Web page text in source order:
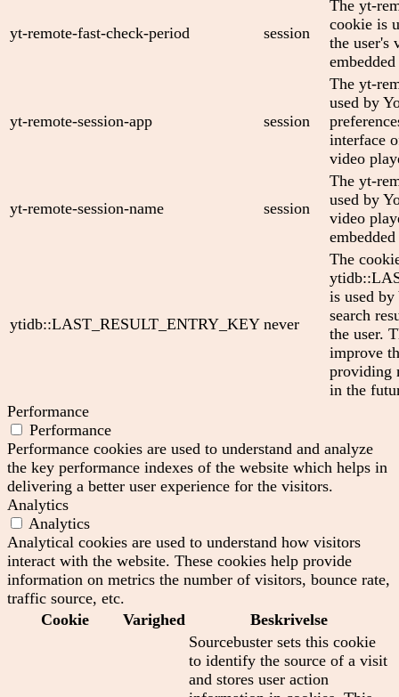
yt-remote-fast-check-period session
The yt-
cookie is
the user's
yt-remote-session-app session
The yt-
used by
interface
video
yt-remote-session-name session
The yt-
used by
video
ytidb::LAST_RESULT_ENTRY_KEY never
The
is used by
search
the user.
improve
providing
in the
Performance
Performance
Performance cookies are used to understand and analyze
the key performance indexes of the website which helps in
delivering a better user experience for the visitors.
Analytics
Analytics
Analytical cookies are used to understand how visitors
interact with the website. These cookies help provide
information on metrics the number of visitors, bounce rate,
traffic source, etc.
Cookie
Varighed Beskrivelse
Sourcebuster sets this cookie
to identify the source of a visit
and stores user action